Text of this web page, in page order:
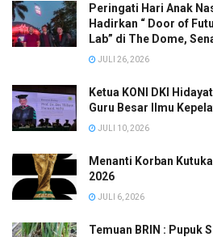
Peringati Hari Anak
Hadirkan “ Door of
Lab” di The Dome,
JULI 26, 2026
Ketua KONI DKI
Guru Besar Ilmu
JULI 10, 2026
Menanti Korban
2026
JULI 6, 2026
Temuan BRIN : Pupuk